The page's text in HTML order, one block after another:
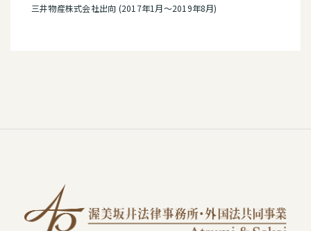
三井物産株式会社出向 (2017年1月～2019年8月)